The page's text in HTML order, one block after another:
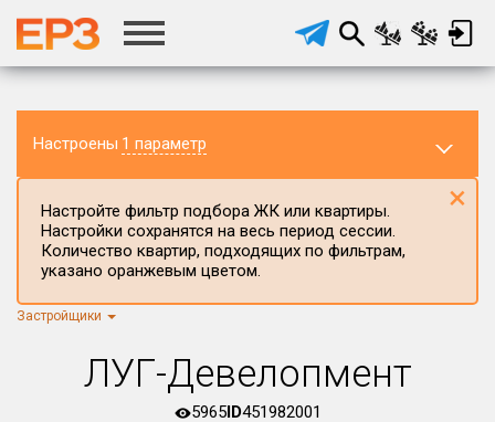
Настроены 1 параметр
Регион ЖК
×
Псковская область
Настройте фильтр подбора ЖК или квартиры.
Настройки сохранятся на весь период сессии.
Количество квартир, подходящих по фильтрам,
указано оранжевым цветом.
×
Застройщики
ЛУГ-Девелопмент
5965ID451982001